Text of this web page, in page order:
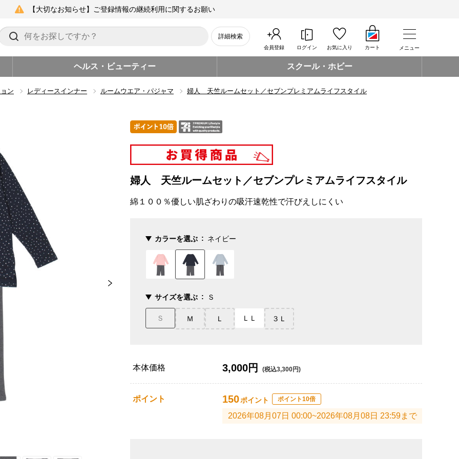
【大切なお知らせ】ご登録情報の継続利用に関するお願い
詳細検索
会員登録 ログイン お気に入り カート メニュー
ヘルス・ビューティー スクール・ホビー
ン レディースインナー ルームウエア・パジャマ 婦人 天竺ルームセット／セブンプレミアムライフスタイル
婦人 天竺ルームセット／セブンプレミアムライフスタイル
綿１００％優しい肌ざわりの吸汗速乾性で汗びえしにくい
カラーを選ぶ ネイビー
サイズを選ぶ Ｓ
Ｓ Ｍ Ｌ ＬＬ ３Ｌ
本体価格 3,000円 (税込3,300円)
ポイント 150ポイント ポイント10倍
2026年08月07日 00:00~2026年08月08日 23:59まで